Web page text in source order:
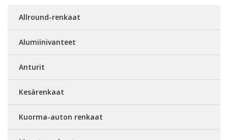
Allround-renkaat
Alumiinivanteet
Anturit
Kesärenkaat
Kuorma-auton renkaat